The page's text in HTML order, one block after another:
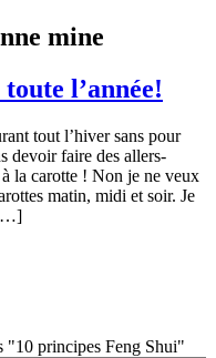
mine
l’année!
tout l’hiver sans pour
devoir faire des allers-
la carotte ! Non je ne veux
matin, midi et soir. Je
[…]
"10 principes Feng Shui"